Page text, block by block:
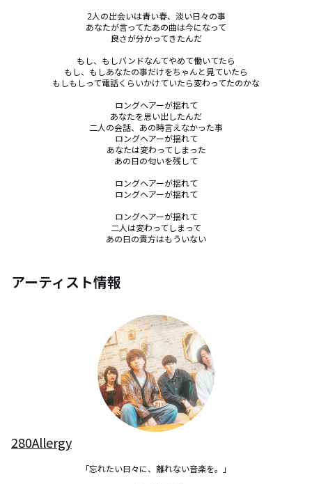
2人の出会いは青い春、淡い日々の事
あなたが言ってたあの曲は今になって
良さが分かってきたんだ
もし、もしバンドなんてやめて働いてたら
もし、もしあなたの事だけをちゃんと見ていたら
もしもしって電話くらいかけていたら変わってたのかな
ロングヘアーが揺れて
あなたを思い出したんだ
二人の会話、あの時言えなかった事
ロングヘアーが揺れて
あなたは変わってしまった
あの日の匂いを残して
ロングヘアーが揺れて
ロングヘアーが揺れて
ロングヘアーが揺れて
二人は変わってしまって
あの日の貴方はもういない
アーティスト情報
280Allergy
「忘れたい日々に、離れない音楽を。」